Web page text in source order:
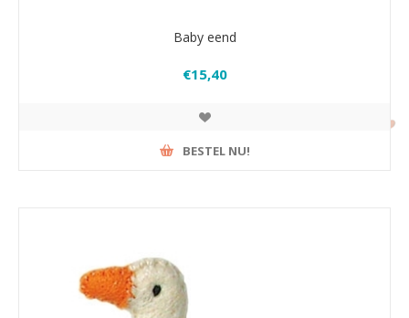
Baby eend
€15,40
BESTEL NU!